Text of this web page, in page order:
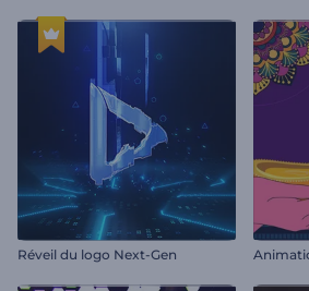
Réveil du logo Next-Gen